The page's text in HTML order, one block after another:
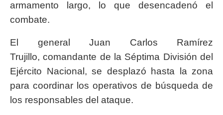
armamento largo, lo que desencadenó el
combate.
El general Juan Carlos Ramírez
Trujillo, comandante de la Séptima División del
Ejército Nacional, se desplazó hasta la zona
para coordinar los operativos de búsqueda de
los responsables del ataque.